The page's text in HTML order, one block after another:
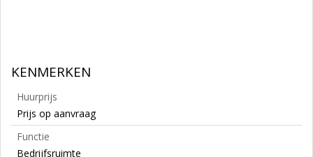
KENMERKEN
Huurprijs
Prijs op aanvraag
Functie
Bedrijfsruimte